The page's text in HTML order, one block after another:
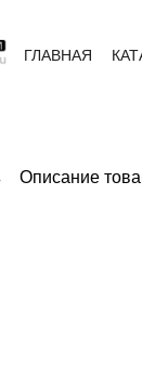
ГЛАВНАЯ
Описание